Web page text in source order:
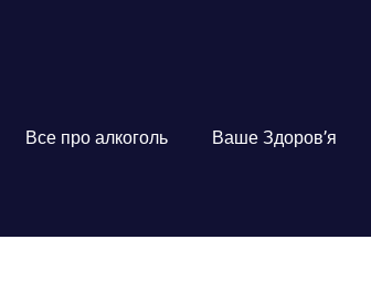
Все про алкоголь Ваше Здоров’я